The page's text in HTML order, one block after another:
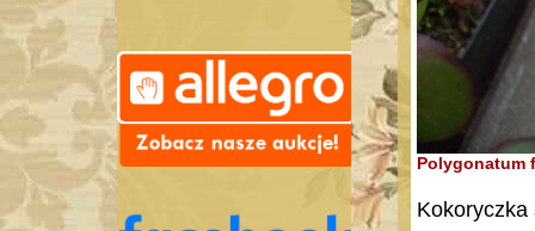
Polygonatum
Kokoryczka